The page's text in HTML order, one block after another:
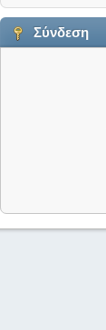
Σύνδεση